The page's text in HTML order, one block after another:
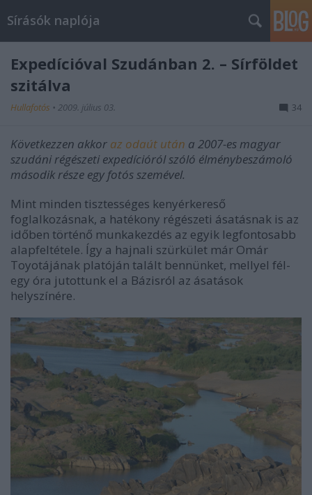
Sírásók naplója
Expedícióval Szudánban 2. – Sírföldet
szitálva
Hullafotós • 2009. július 03. 34
Következzen akkor az odaút után a 2007-es magyar
szudáni régészeti expedícióról szóló élménybeszámoló
második része egy fotós szemével.
Mint minden tisztességes kenyérkereső
foglalkozásnak, a hatékony régészeti ásatásnak is az
időben történő munkakezdés az egyik legfontosabb
alapfeltétele. Így a hajnali szürkület már Omár
Toyotájának platóján talált bennünket, mellyel fél-
egy óra jutottunk el a Bázisról az ásatások
helyszínére.